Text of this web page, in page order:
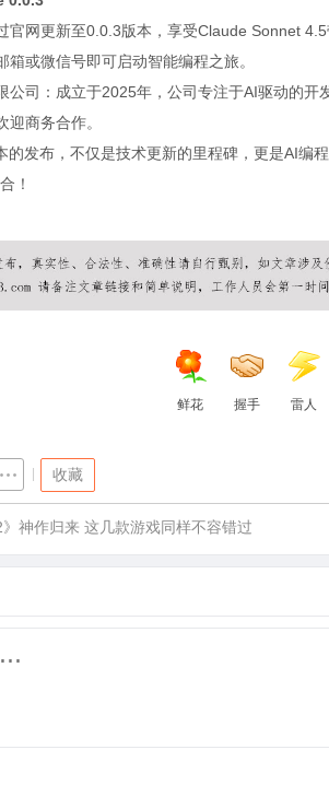
官网更新至0.0.3版本，享受Claude Sonnet
箱或微信号即可启动智能编程之旅。
公司：成立于2025年，公司专注于AI驱动的
商务合作。
的发布，不仅是技术更新的里程碑，更是AI编
！
鲜花 握手 雷人
收藏
》神作归来 这几款游戏同样不容错过